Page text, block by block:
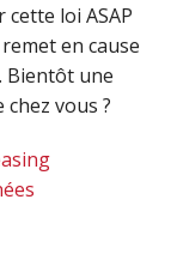
loi ASAP
en cause
Bientôt une
vous ?